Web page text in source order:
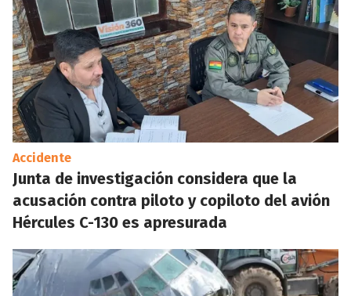
Accidente
Junta de investigación considera que la
acusación contra piloto y copiloto del avión
Hércules C-130 es apresurada